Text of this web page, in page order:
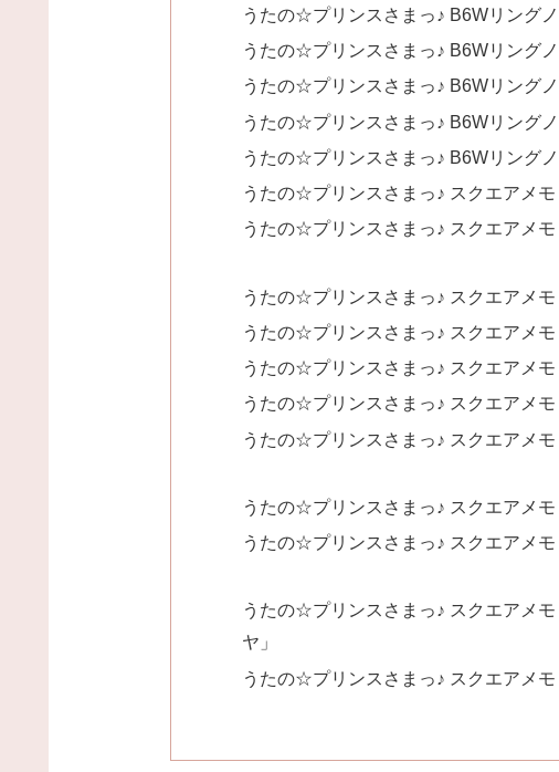
うたの☆プリンスさまっ♪ B6Wリング
うたの☆プリンスさまっ♪ B6Wリング
うたの☆プリンスさまっ♪ B6Wリング
うたの☆プリンスさまっ♪ B6Wリング
うたの☆プリンスさまっ♪ B6Wリング
うたの☆プリンスさまっ♪ スクエアメモ
うたの☆プリンスさまっ♪ スクエアメモ
うたの☆プリンスさまっ♪ スクエアメモ
うたの☆プリンスさまっ♪ スクエアメ
うたの☆プリンスさまっ♪ スクエアメモ
うたの☆プリンスさまっ♪ スクエアメモ
うたの☆プリンスさまっ♪ スクエアメモ
うたの☆プリンスさまっ♪ スクエアメ
うたの☆プリンスさまっ♪ スクエアメモ
うたの☆プリンスさまっ♪ スクエアメ
ヤ」
うたの☆プリンスさまっ♪ スクエアメモ